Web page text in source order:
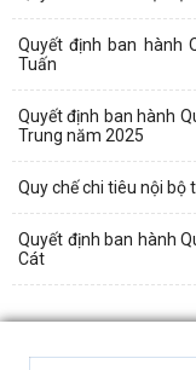
Quyết định ban hành
Tuấn
Quyết định ban hành
Trung năm 2025
Quy chế chi tiêu nội bộ
Quyết định ban hành
Cát